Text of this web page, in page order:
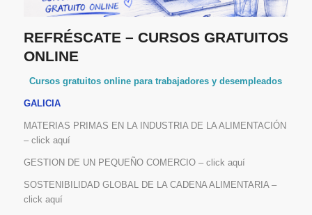
REFRÉSCATE – CURSOS GRATUITOS
ONLINE
Cursos gratuitos online para trabajadores y desempleados
GALICIA
MATERIAS PRIMAS EN LA INDUSTRIA DE LA ALIMENTACIÓN
– click aquí
GESTION DE UN PEQUEÑO COMERCIO – click aquí
SOSTENIBILIDAD GLOBAL DE LA CADENA ALIMENTARIA –
click aquí